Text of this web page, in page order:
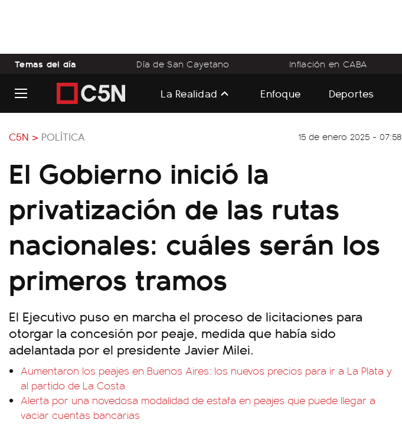
Temas del día Día de San Cayetano Inflación en CABA
La Realidad Enfoque Deportes
C5N > POLÍTICA 15 de enero 2025 - 07:58
El Gobierno inició la
privatización de las rutas
nacionales: cuáles serán los
primeros tramos
El Ejecutivo puso en marcha el proceso de licitaciones para
otorgar la concesión por peaje, medida que había sido
adelantada por el presidente Javier Milei.
Aumentaron los peajes en Buenos Aires: los nuevos precios para ir a La Plata y
al partido de La Costa
Alerta por una novedosa modalidad de estafa en peajes que puede llegar a
vaciar cuentas bancarias